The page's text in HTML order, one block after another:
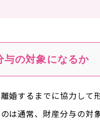
与の対象になるか
婚するまでに協力して
は通常、財産分与の対